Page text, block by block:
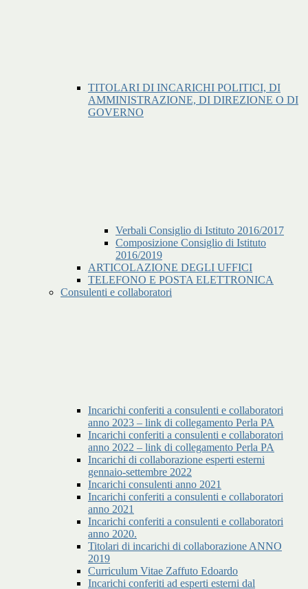
TITOLARI DI INCARICHI POLITICI, DI
AMMINISTRAZIONE, DI DIREZIONE O DI
GOVERNO
Verbali Consiglio di Istituto 2016/2017
Composizione Consiglio di Istituto
2016/2019
ARTICOLAZIONE DEGLI UFFICI
TELEFONO E POSTA ELETTRONICA
Consulenti e collaboratori
Incarichi conferiti a consulenti e collaboratori
anno 2023 – link di collegamento Perla PA
Incarichi conferiti a consulenti e collaboratori
anno 2022 – link di collegamento Perla PA
Incarichi di collaborazione esperti esterni
gennaio-settembre 2022
Incarichi consulenti anno 2021
Incarichi conferiti a consulenti e collaboratori
anno 2021
Incarichi conferiti a consulenti e collaboratori
anno 2020.
Titolari di incarichi di collaborazione ANNO
2019
Curriculum Vitae Zaffuto Edoardo
Incarichi conferiti ad esperti esterni dal